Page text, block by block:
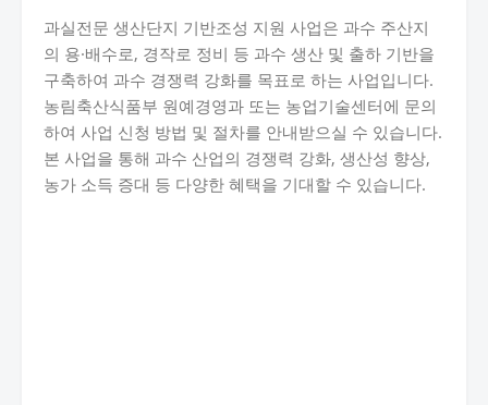
과실전문 생산단지 기반조성 지원 사업은 과수 주산지
의 용·배수로, 경작로 정비 등 과수 생산 및 출하 기반을
구축하여 과수 경쟁력 강화를 목표로 하는 사업입니다.
농림축산식품부 원예경영과 또는 농업기술센터에 문의
하여 사업 신청 방법 및 절차를 안내받으실 수 있습니다.
본 사업을 통해 과수 산업의 경쟁력 강화, 생산성 향상,
농가 소득 증대 등 다양한 혜택을 기대할 수 있습니다.